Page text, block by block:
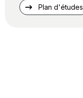
Plan d'études